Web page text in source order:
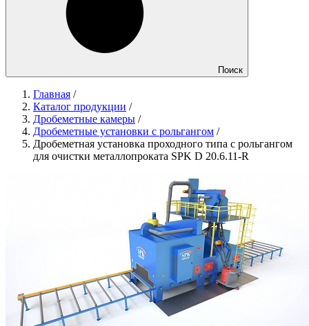
Поиск
Главная /
Каталог продукции /
Дробеметные камеры /
Дробеметные установки с рольгангом /
Дробеметная установка проходного типа с рольгангом
для очистки металлопроката SPK D 20.6.11-R